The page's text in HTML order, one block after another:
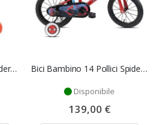
Monopattino 3 Ruote Spiderman My First Scooter Bambini con Borsetta – Mondo Bici Bambino 14 Pollici Spiderman con Rotelle
Disponibile
139,00 €